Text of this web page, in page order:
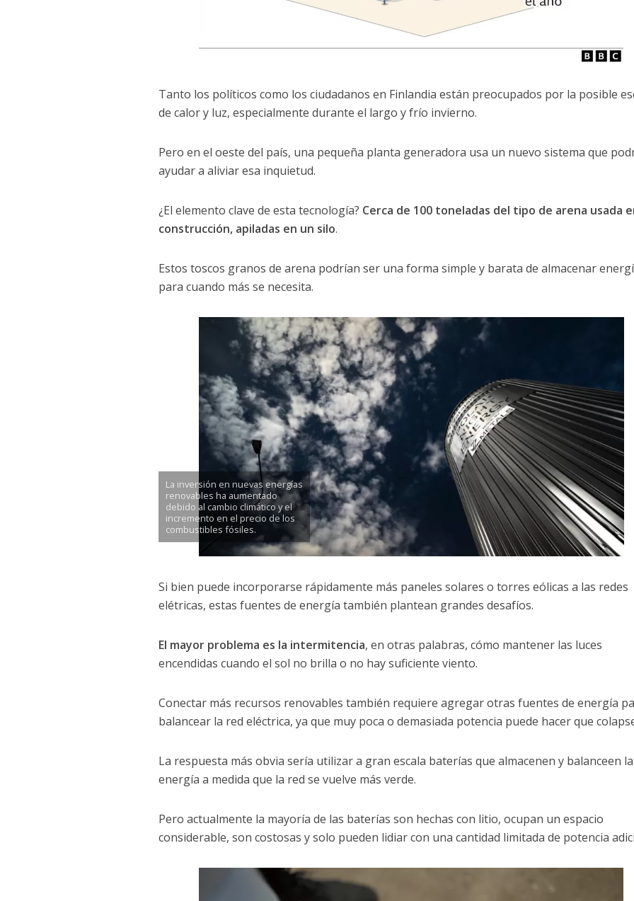
Tanto los políticos como los ciudadanos en Finlandia están preocupados por la posible
de calor y luz, especialmente durante el largo y frío invierno.
Pero en el oeste del país, una pequeña planta generadora usa un nuevo sistema que
ayudar a aliviar esa inquietud.
¿El elemento clave de esta tecnología? Cerca de 100 toneladas del tipo de arena usada
construcción, apiladas en un silo.
Estos toscos granos de arena podrían ser una forma simple y barata de almacenar
para cuando más se necesita.
La inversión en nuevas energías
renovables ha aumentado
debido al cambio climático y el
incremento en el precio de los
combustibles fósiles.
Si bien puede incorporarse rápidamente más paneles solares o torres eólicas a las redes
elétricas, estas fuentes de energía también plantean grandes desafíos.
El mayor problema es la intermitencia, en otras palabras, cómo mantener las luces
encendidas cuando el sol no brilla o no hay suficiente viento.
Conectar más recursos renovables también requiere agregar otras fuentes de energía
balancear la red eléctrica, ya que muy poca o demasiada potencia puede hacer que
La respuesta más obvia sería utilizar a gran escala baterías que almacenen y balanceen la
energía a medida que la red se vuelve más verde.
Pero actualmente la mayoría de las baterías son hechas con litio, ocupan un espacio
considerable, son costosas y solo pueden lidiar con una cantidad limitada de potencia